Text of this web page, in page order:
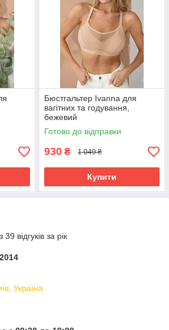
Бюстгальтер Ivanna для
вагітних та годування,
бежевий
Готово до відправки
930 ₴ 1 049 ₴
Купити
відгуків за рік
Україна